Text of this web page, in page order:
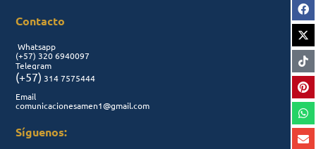
Contacto
Whatsapp
(+57) 320 6940097
Telegram
(+57) 314 7575444
Email
comunicacionesamen1@gmail.com
Síguenos: